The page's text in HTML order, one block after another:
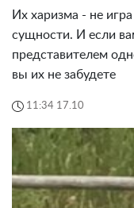
Их харизма - не
сущности. И если
представителем
вы их не забудете
11:34 17.10